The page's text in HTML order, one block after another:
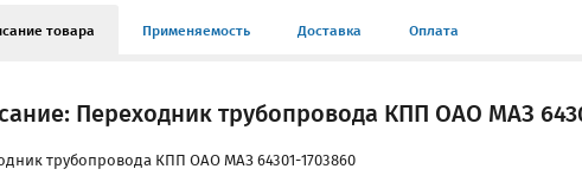
товара Применяемость Доставка Оплата
Переходник трубопровода КПП ОАО МАЗ
трубопровода КПП ОАО МАЗ 64301-1703860